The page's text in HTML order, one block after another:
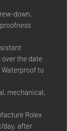
down,
over the date
Waterproof to
mechanical,
Rolex
day, after